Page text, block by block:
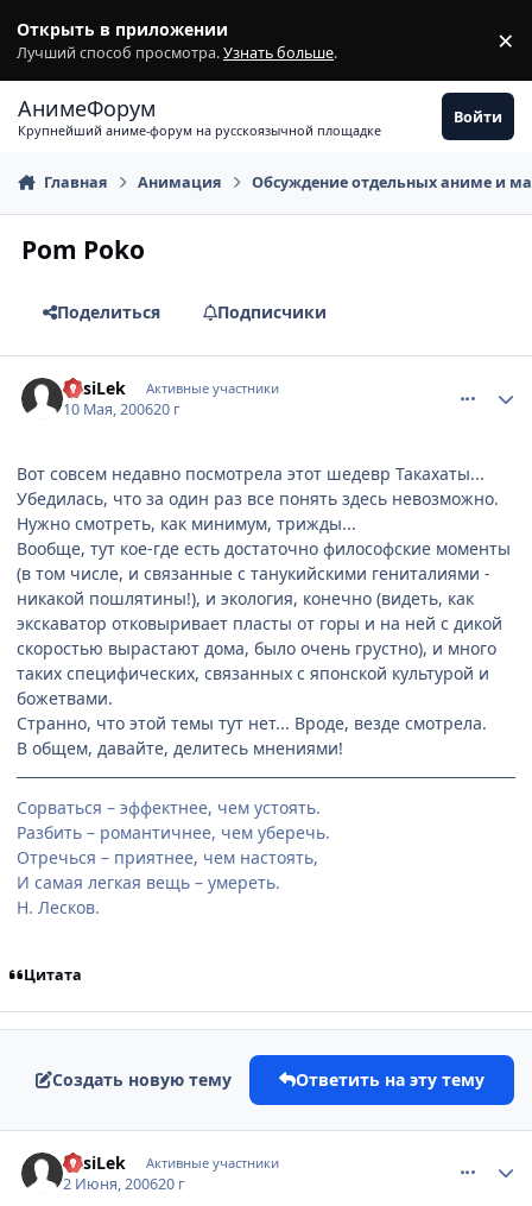
Открыть в приложении
Лучший способ просмотра.Узнать больше. ×
АнимеФорум
Крупнейший аниме-форум на русскоязычной площадке
Войти
Главная Анимация Обсуждение отдельных аниме и
Pom Poko
Поделиться Подписчики
VasiLek Активные участники
10 Мая, 200620 г
Вот совсем недавно посмотрела этот шедевр Такахаты...
Убедилась, что за один раз все понять здесь невозможно.
Нужно смотреть, как минимум, трижды...
Вообще, тут кое-где есть достаточно философские моменты
(в том числе, и связанные с танукийскими гениталиями -
никакой пошлятины!), и экология, конечно (видеть, как
экскаватор отковыривает пласты от горы и на ней с дикой
скоростью вырастают дома, было очень грустно), и много
таких специфических, связанных с японской культурой и
божетвами.
Странно, что этой темы тут нет... Вроде, везде смотрела.
В общем, давайте, делитесь мнениями!
Сорваться – эффектнее, чем устоять.
Разбить – романтичнее, чем уберечь.
Отречься – приятнее, чем настоять,
И самая легкая вещь – умереть.
Н. Лесков.
Цитата
Создать новую тему Ответить на эту тему
VasiLek Активные участники
2 Июня, 200620 г